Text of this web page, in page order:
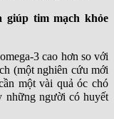
giúp tim mạch khỏe
3 cao hơn so với
(một nghiên cứu mới
một vài quả óc chó
những người có huyết